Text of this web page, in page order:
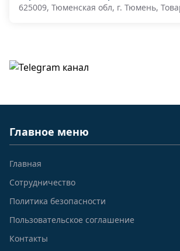
625009, Тюменская обл, г. Тюмень,
Главное меню
Главная
Сотрудничество
Политика безопасности
Пользовательское соглашение
Контакты